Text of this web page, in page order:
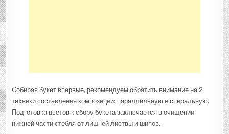
Собирая букет впервые, рекомендуем обратить внимание на 2
техники составления композиции: параллельную и спиральную.
Подготовка цветов к сбору букета заключается в очищении
нижней части стебля от лишней листвы и шипов.